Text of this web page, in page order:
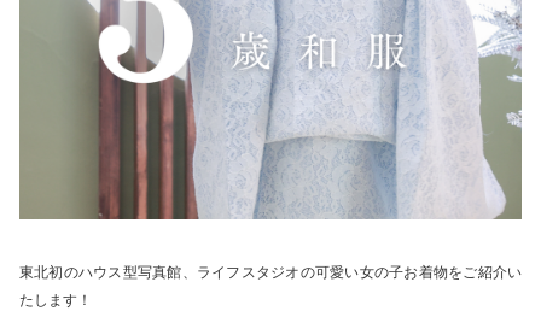
東北初のハウス型写真館、ライフスタジオの可愛い女の子お着物をご紹介い
たします！